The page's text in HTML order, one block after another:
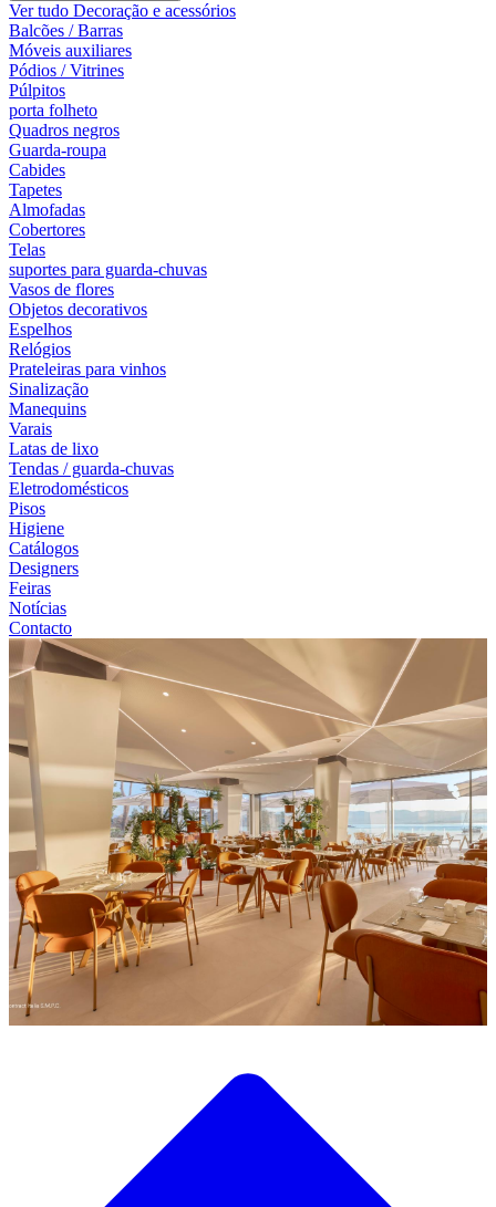
Ver tudo Decoração e acessórios
Balcões / Barras
Móveis auxiliares
Pódios / Vitrines
Púlpitos
porta folheto
Quadros negros
Guarda-roupa
Cabides
Tapetes
Almofadas
Cobertores
Telas
suportes para guarda-chuvas
Vasos de flores
Objetos decorativos
Espelhos
Relógios
Prateleiras para vinhos
Sinalização
Manequins
Varais
Latas de lixo
Tendas / guarda-chuvas
Eletrodomésticos
Pisos
Higiene
Catálogos
Designers
Feiras
Notícias
Contacto
Descubra a nossa ampla seleção de mobiliário de design